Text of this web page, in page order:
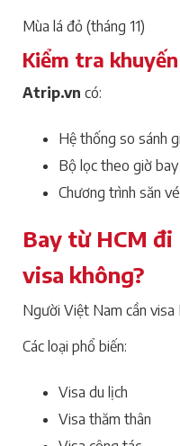
Mùa lá đỏ (tháng 11)
Kiểm tra
Atrip.vn có:
Hệ thống so sánh
Bộ lọc theo giờ bay
Chương trình săn
Bay từ HCM
visa không?
Người Việt Nam cần visa
Các loại phổ biến:
Visa du lịch
Visa thăm thân